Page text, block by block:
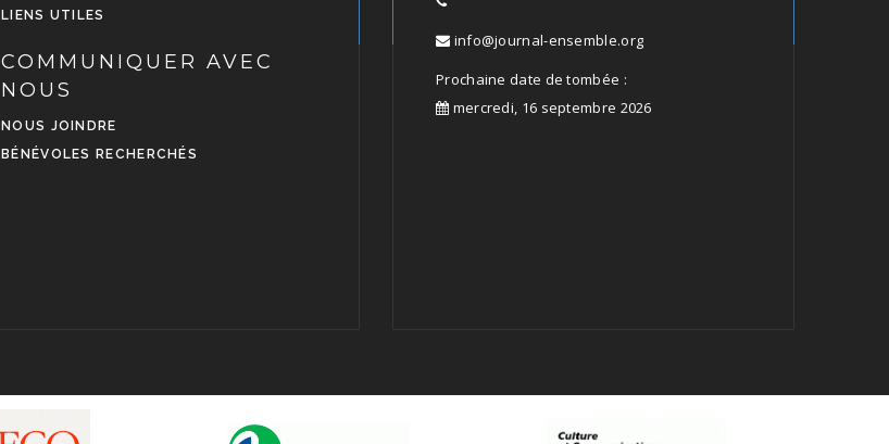
LIENS UTILES
COMMUNIQUER AVEC
NOUS
NOUS JOINDRE
BÉNÉVOLES RECHERCHÉS
info@journal-ensemble.org
Prochaine date de tombée :
mercredi, 16 septembre 2026